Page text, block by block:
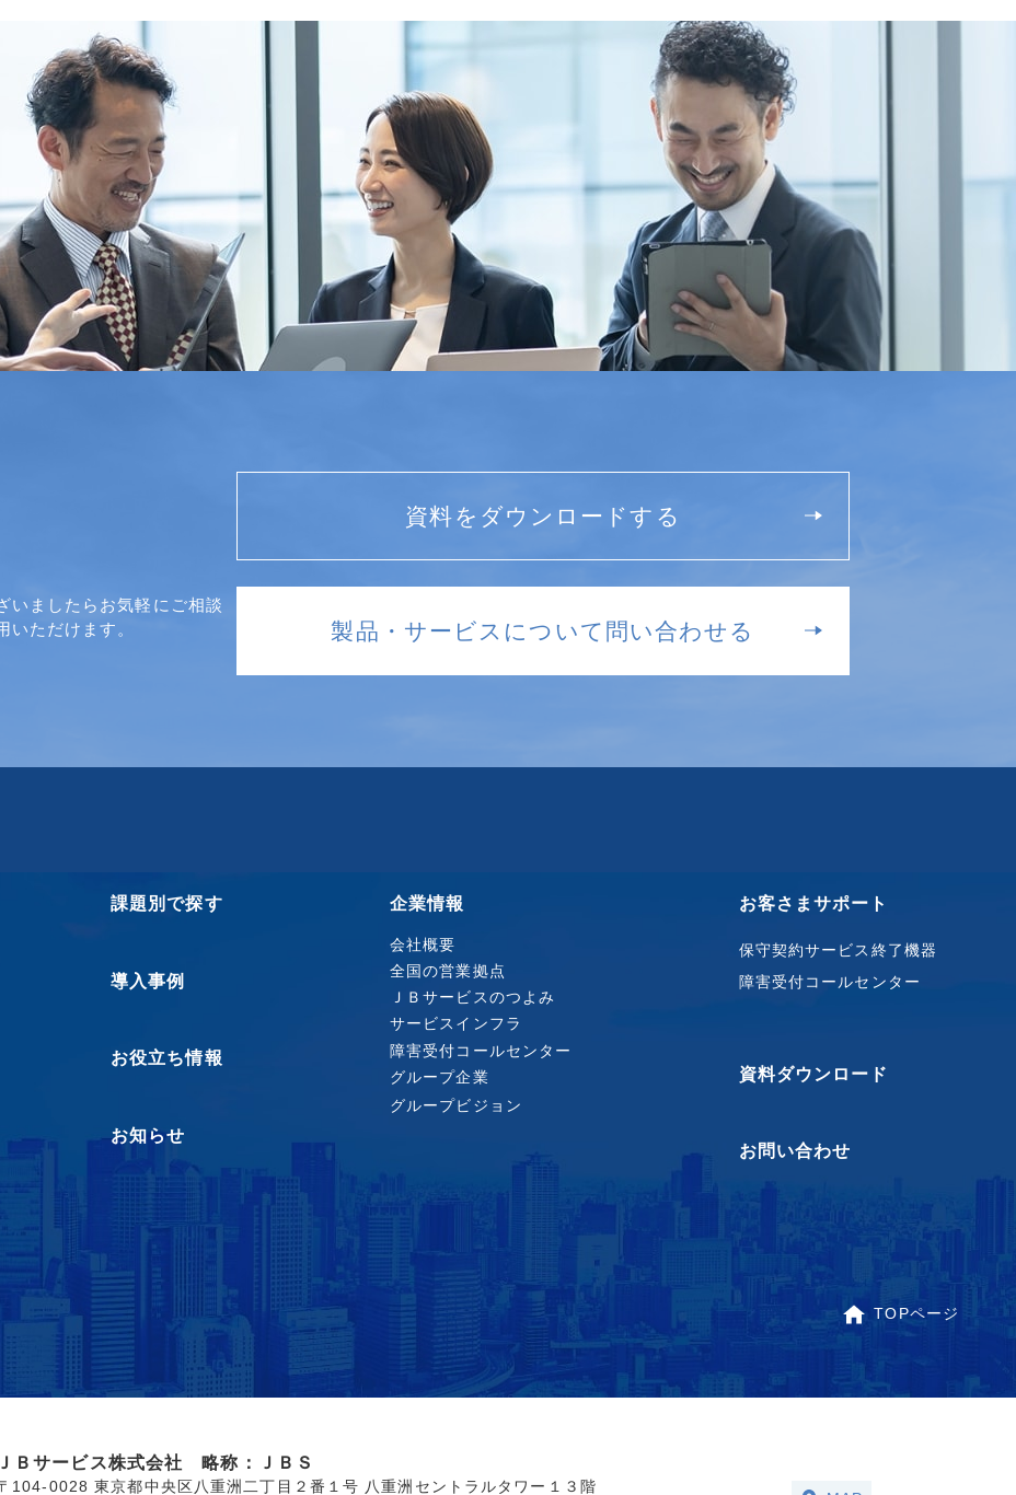
いましたらお気軽にご相談
いただけます。
資料をダウンロードする
製品・サービスについて問い合わせる
課題別で探す
導入事例
お役立ち情報
お知らせ
企業情報
会社概要
全国の営業拠点
ＪＢサービスのつよみ
サービスインフラ
障害受付コールセンター
グループ企業
グループビジョン
お客さまサポート
保守契約サービス終了機器
障害受付コールセンター
資料ダウンロード
お問い合わせ
TOPページ
ＪＢサービス株式会社 略称：ＪＢＳ
104-0028 東京都中央区八重洲二丁目２番１号 八重洲セントラルタワー１３階